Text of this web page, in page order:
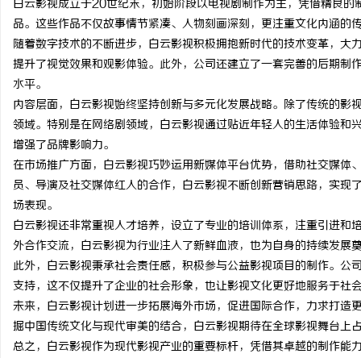
白云影视成立于20世纪末，初始阶段以电视剧制作为主，凭借精良
品。这些作品不仅故事情节紧凑、人物刻画深刻，更注重文化内涵的
随着数字技术的不断进步，白云影视积极拥抱新时代的技术变革，
提升了视觉效果和观影体验。此外，公司还建立了一套完善的后期
水平。
内容层面，白云影视始终坚持创新与多元化发展战略。除了传统的
领域。特别是在网络剧领域，白云影视通过贴近年轻人的生活体验
增强了品牌影响力。
在市场推广方面，白云影视巧妙运用新媒体平台优势，借助社交媒
员、导演及社交媒体红人的合作，白云影视不断创新营销思路，实
场表现。
白云影视还非常重视人才培养，设立了专业的培训体系，注重引进
外合作交流，白云影视为行业注入了新鲜血液，也为自身的持续发展
此外，白云影视秉承社会责任感，积极参与公益影视项目的制作。
支持，这不仅提升了企业的社会形象，也让影视文化更好地服务于社
未来，白云影视计划进一步拓展海外市场，促进国际合作，力求打
掘中国传统文化与现代审美的结合，白云影视期待在全球影视舞台上
总之，白云影视作为现代影视产业的重要标杆，凭借其卓越的制作
商标转让：专业转让流
付款